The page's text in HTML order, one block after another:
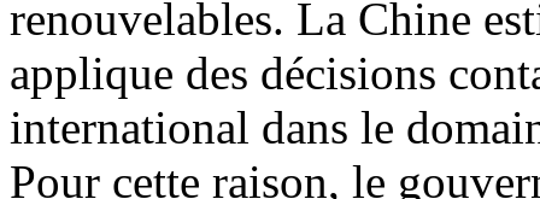
renouvelables. La Chine
applique des décisions
international dans le
Pour cette raison, le